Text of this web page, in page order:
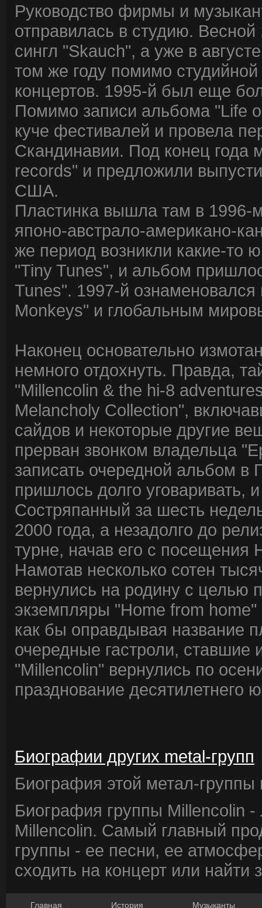
Руководство фирмы и
отправилась в студию. Весной
сингл "Skauch", а уже в
том же году помимо
концертов. 1995-й был еще
Помимо записи альбома "Life
куче фестивалей и провела
Скандинавии. Под конец года
records" и предложили
США.
Пластинка вышла там в 1996-
японо-австрало-американо-
же период возникли какие-то
"Tiny Tunes", и альбом
Tunes". 1997-й
Monkeys" и глобальным
Наконец основательно
немного отдохнуть. Правда,
"Millencolin & the hi-8
Melancholy Collection",
сайдов и некоторые другие
прерван звонком владельца
записать очередной альбом в
пришлось долго уговаривать,
Состряпанный за шесть
2000 года, а незадолго до
турне, начав его с
Намотав несколько сотен
вернулись на родину с целью
экземпляры "Home from
как бы оправдывая название
очередные гастроли,
"Millencolin" вернулись по
празднование десятилетнего
Биографии других metal-групп
Биография этой метал-группы
Биография группы Millencolin
Millencolin. Самый главный
группы - ее песни, ее
сходить на концерт или найти
Главная История Музыканты